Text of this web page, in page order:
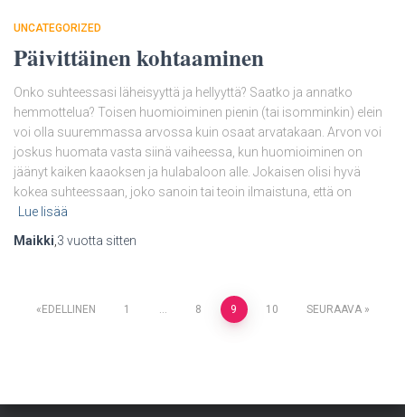
UNCATEGORIZED
Päivittäinen kohtaaminen
Onko suhteessasi läheisyyttä ja hellyyttä? Saatko ja annatko
hemmottelua? Toisen huomioiminen pienin (tai isomminkin) elein
voi olla suuremmassa arvossa kuin osaat arvatakaan. Arvon voi
joskus huomata vasta siinä vaiheessa, kun huomioiminen on
jäänyt kaiken kaaoksen ja hulabaloon alle. Jokaisen olisi hyvä
kokea suhteessaan, joko sanoin tai teoin ilmaistuna, että on
Lue lisää
Maikki 3 vuotta sitten
Artikkelien
EDELLINEN 1 … 8 9 10 SEURAAVA